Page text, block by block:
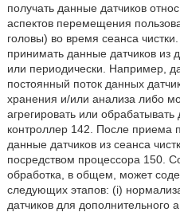
получать данные датчиков
аспектов перемещения
головы) во время сеанса
принимать данные датчиков из
или периодически. Например,
постоянный поток данных
хранения и/или анализа либо
агрегировать или
контроллер 142. После приема
данные датчиков из сеанса
посредством процессора 150.
обработка, в общем, может
следующих этапов: (i)
датчиков для дополнительного